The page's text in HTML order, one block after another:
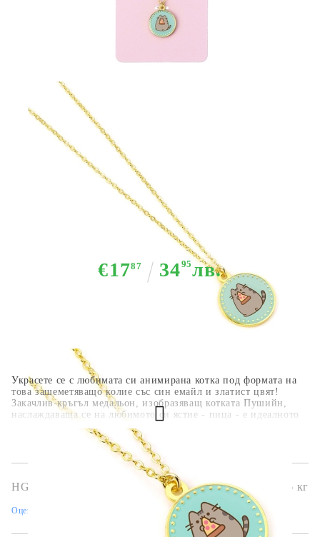
Pusheen Колие с Висулка - Blue
Pizza
€1787 3495лв.
Украсете се с любимата си анимирана котка под формата на
това зашеметяващо колие със син емайл и златист цвят!
Закачлив кръгъл медальон, изобразяващ котката Пушийн,
наслаждаваща се на любимото си ястие - пица - е идеалното
парче, за да покажете любовта си към нея. С 40 см верижка и
удължител това колие е задължително за всеки фен на
Pusheen над 14 години. Част от официална лицензирана
колекция бижута.
HGA7808 0.026 кг
Оцени продукта